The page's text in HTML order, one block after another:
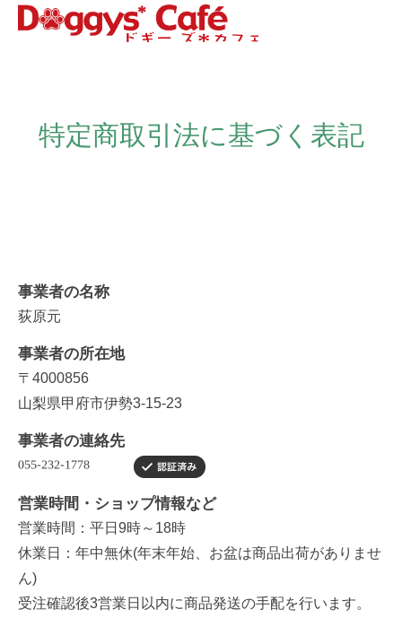
特定商取引法に基づく表記
事業者の名称
荻原元
事業者の所在地
〒4000856
山梨県甲府市伊勢3-15-23
事業者の連絡先
営業時間・ショップ情報など
営業時間：平日9時～18時
休業日：年中無休(年末年始、お盆は商品出荷がありませ
ん)
受注確認後3営業日以内に商品発送の手配を行います。